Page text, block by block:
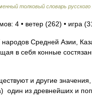
толковый словарь
4 • ветер (262) • игра
Средней Азии,
в себя конные
и другие
один из древнейших и